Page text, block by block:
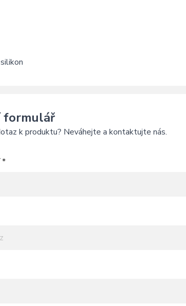
silikon
formulář
k produktu? Neváhejte a kontaktujte nás.
*